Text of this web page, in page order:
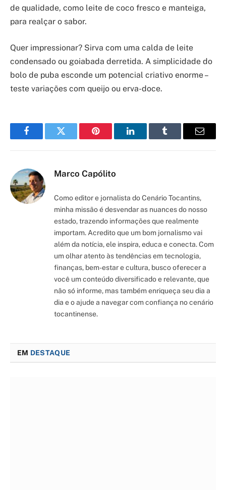
de qualidade, como leite de coco fresco e manteiga,
para realçar o sabor.
Quer impressionar? Sirva com uma calda de leite
condensado ou goiabada derretida. A simplicidade do
bolo de puba esconde um potencial criativo enorme –
teste variações com queijo ou erva-doce.
FacebookTwitter Pinterest LinkedInTumblr Email
Marco Capólito
Como editor e jornalista do Cenário Tocantins,
minha missão é desvendar as nuances do nosso
estado, trazendo informações que realmente
importam. Acredito que um bom jornalismo vai
além da notícia, ele inspira, educa e conecta. Com
um olhar atento às tendências em tecnologia,
finanças, bem-estar e cultura, busco oferecer a
você um conteúdo diversificado e relevante, que
não só informe, mas também enriqueça seu dia a
dia e o ajude a navegar com confiança no cenário
tocantinense.
EM DESTAQUE